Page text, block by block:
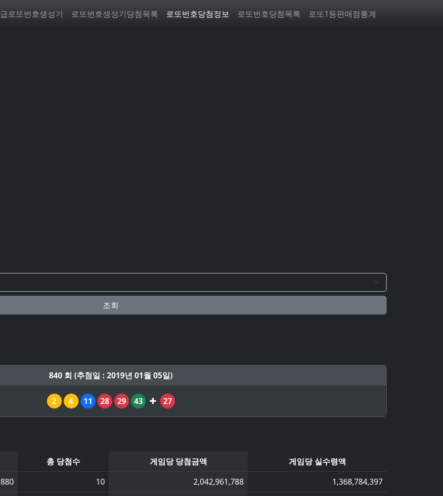
로또번호생성기 로또번호생성기당첨목록 로또번호당첨정보 로또번호당첨목록 로또1등판매점통계
조회
840 회 (추첨일 : 2019년 01월 05일)
2 4 11 28 29 43 27
총 당첨수 게임당 당첨금액
게임당 실수령액
10 2,042,961,788
1,368,784,397